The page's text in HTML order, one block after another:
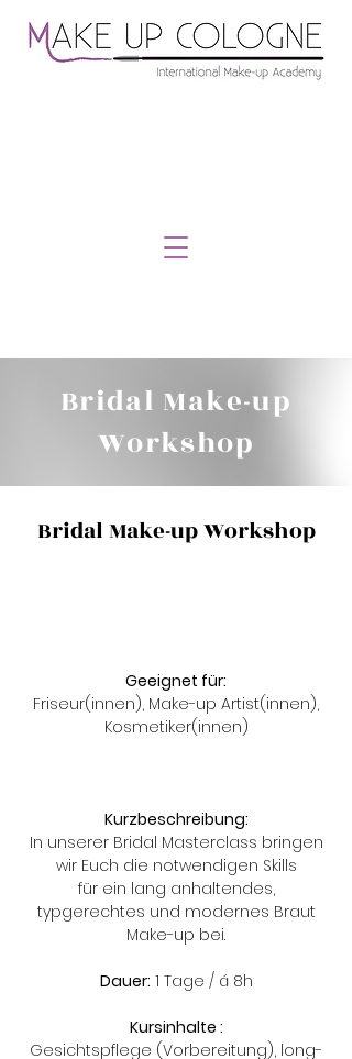
Bridal Make-up
Workshop
Bridal Make-up Workshop
Geeignet für:
Friseur(innen), Make-up Artist(innen),
Kosmetiker(innen)
Kurzbeschreibung:
In unserer Bridal Masterclass bringen
wir Euch die notwendigen Skills
für ein lang anhaltendes,
typgerechtes und modernes Braut
Make-up bei.
Dauer: 1 Tage / á 8h
Kursinhalte :
Gesichtspflege (Vorbereitung), long-